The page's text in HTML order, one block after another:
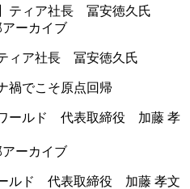
ーカイブ
ィア社長 冨安徳久氏
禍でこそ原点回帰
ーカイブ
ールド 代表取締役 加藤 孝文